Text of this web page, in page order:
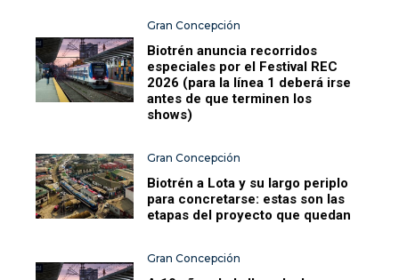
Gran Concepción
Biotrén anuncia recorridos
especiales por el Festival REC
2026 (para la línea 1 deberá irse
antes de que terminen los
shows)
Gran Concepción
Biotrén a Lota y su largo periplo
para concretarse: estas son las
etapas del proyecto que quedan
Gran Concepción